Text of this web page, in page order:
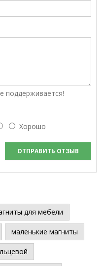
поддерживается!
Хорошо
ОТПРАВИТЬ ОТЗЫВ
для мебели
маленькие магниты